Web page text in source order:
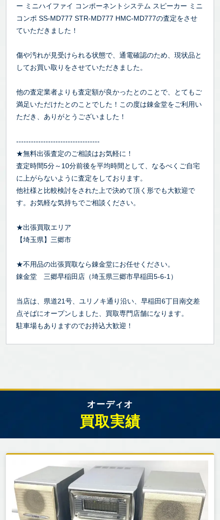
ー ミニハイファイ コンポーネントシステム スピーカー ミニ
コンポ SS-MD777 STR-MD777 HMC-MD777の査定をさせ
ていただきました！
傷や汚れが見受けられる状態で、通電確認のため、現状品と
してお買い取りをさせていただきました。
他の査定業者よりも査定額が良かったとのことで、とてもご
満足いただけたとのことでした！この度は錬金堂をご利用い
ただき、ありがとうございました！
----------------------------------
★無料出張査定のご相談はお気軽に！
査定時間5分～10分前後を平均時間として、なるべくご自宅
に上がらないように査定をしております。
他社様と比較検討をされた上で決めて頂く形でも大歓迎で
す。お気軽な気持ちでご相談ください。
★出張買取エリア
【埼玉県】三郷市
★不用品の出張買取なら錬金堂にお任せください。
錬金堂 三郷早稲田店（埼玉県三郷市早稲田5-6-1）
当店は、県道21号、ユリノキ通り沿い、早稲田6丁目南交差
点そばにオープンしました、買取専門店舗になります。
駐車場もありますのでお持込大歓迎！
オーディオ
買取実績